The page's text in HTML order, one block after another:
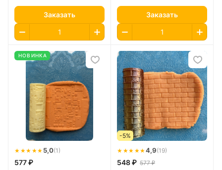
Заказать Заказать
НОВИНКА
★★★★★ 5,0(1)
577 ₽
-5%
★★★★★4,9(19)
548 ₽ 577 ₽